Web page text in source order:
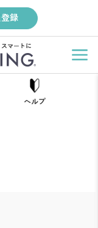
録
マートに
ヘルプ